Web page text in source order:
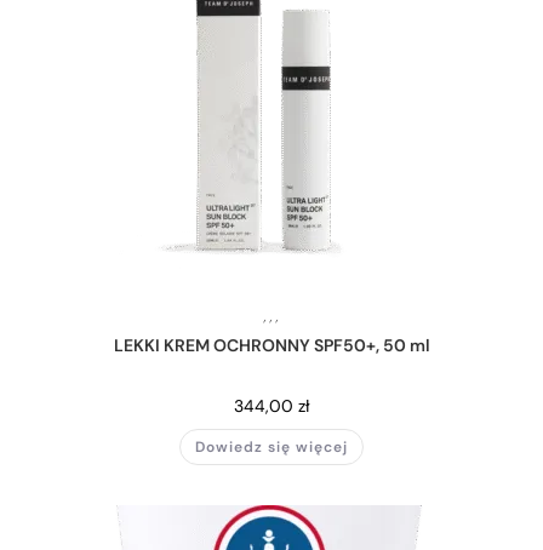
,,,
LEKKI KREM OCHRONNY SPF50+, 50 ml
344,00 zł
Dowiedz się więcej